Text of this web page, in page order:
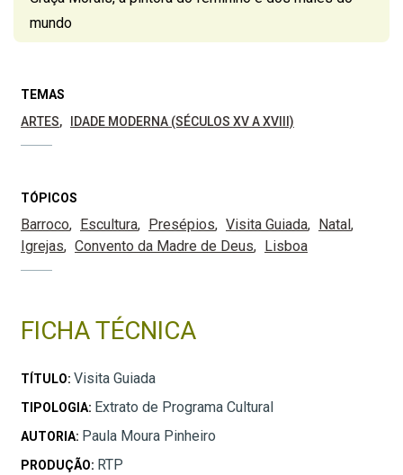
mundo
TEMAS
ARTES
IDADE MODERNA (SÉCULOS XV A XVIII)
TÓPICOS
Barroco Escultura Presépios Visita Guiada
Natal
Igrejas
Convento da Madre de Deus Lisboa
FICHA TÉCNICA
TÍTULO: Visita Guiada
TIPOLOGIA: Extrato de Programa Cultural
AUTORIA: Paula Moura Pinheiro
PRODUÇÃO: RTP